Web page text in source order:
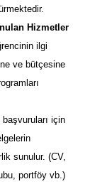
Hizmetler
ilgi
ve bütçesine
için
sunulur. (CV,
portföy vb.)